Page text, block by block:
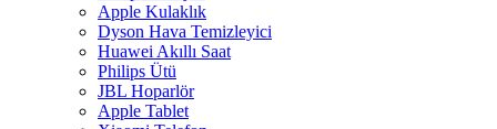
Apple Kulaklık
Dyson Hava Temizleyici
Huawei Akıllı Saat
Philips Ütü
JBL Hoparlör
Apple Tablet